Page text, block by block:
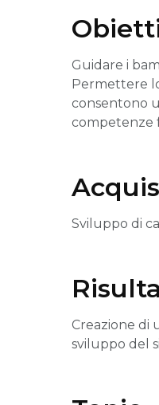
Guidare i
Permettere
consentono
competenze
Sviluppo di
Creazione di
sviluppo del